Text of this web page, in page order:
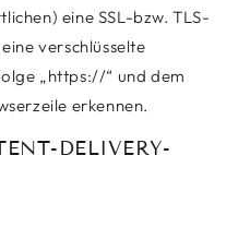
eine SSL-bzw. TLS-
verschlüsselte
„https://“ und dem
erkennen.
DELIVERY-